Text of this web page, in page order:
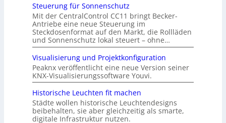
Steuerung für Sonnenschutz
Mit der CentralControl CC11 bringt Becker-
Antriebe eine neue Steuerung im
Steckdosenformat auf den Markt, die Rollläden
und Sonnenschutz lokal steuert – ohne…
Visualisierung und Projektkonfiguration
Peaknx veröffentlicht eine neue Version seiner
KNX-Visualisierungssoftware Youvi.
Historische Leuchten fit machen
Städte wollen historische Leuchtendesigns
beibehalten, sie aber gleichzeitig als smarte,
digitale Infrastruktur nutzen.